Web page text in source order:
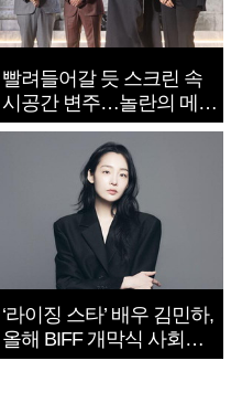
빨려들어갈 듯 스크린 속
시공간 변주…놀란의 메시
지는 ‘전쟁 속죄’
‘라이징 스타’ 배우 김민하,
올해 BIFF 개막식 사회자
확정